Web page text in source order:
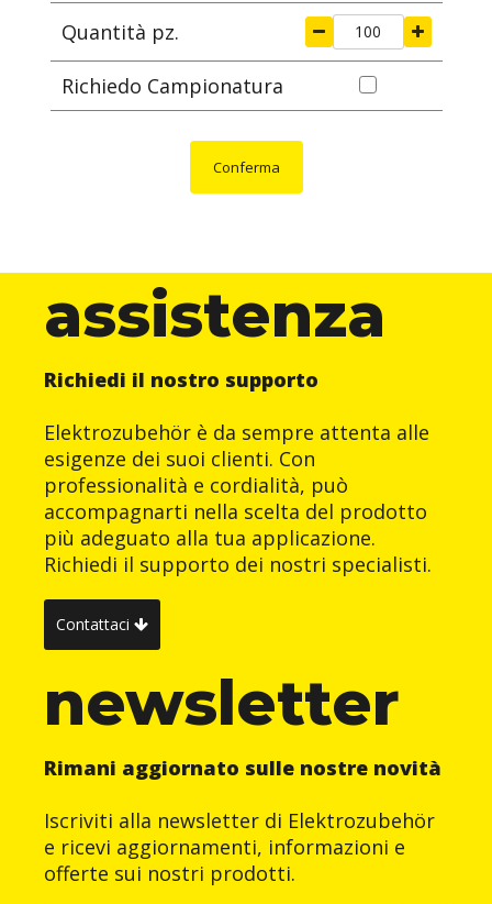
Quantità pz.
Richiedo Campionatura
Conferma
assistenza
Richiedi il nostro supporto
Elektrozubehör è da sempre attenta alle
esigenze dei suoi clienti. Con
professionalità e cordialità, può
accompagnarti nella scelta del prodotto
più adeguato alla tua applicazione.
Richiedi il supporto dei nostri specialisti.
Contattaci
newsletter
Rimani aggiornato sulle nostre novità
Iscriviti alla newsletter di Elektrozubehör
e ricevi aggiornamenti, informazioni e
offerte sui nostri prodotti.